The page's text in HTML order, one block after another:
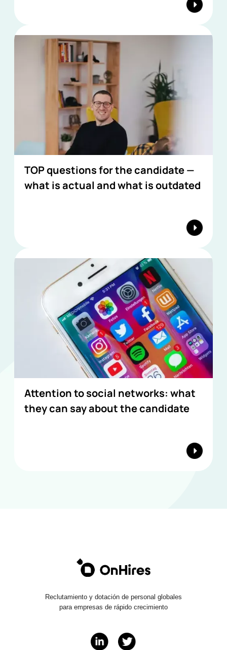
TOP questions for the candidate —
what is actual and what is outdated
Attention to social networks: what
they can say about the candidate
Reclutamiento y dotación de personal globales
para empresas de rápido crecimiento